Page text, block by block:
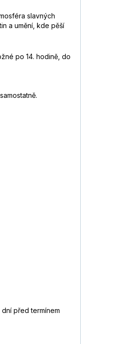
slavných
a umění, kde pěší
po 14. hodině, do
před termínem